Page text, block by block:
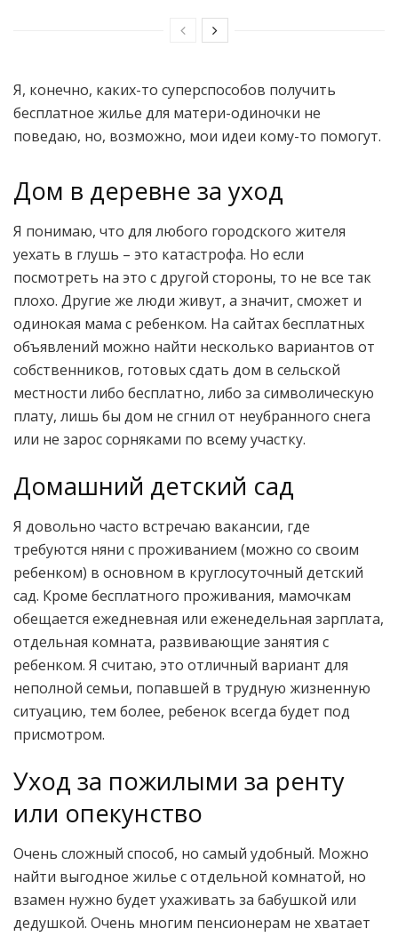
Я, конечно, каких-то суперспособов получить
бесплатное жилье для матери-одиночки не
поведаю, но, возможно, мои идеи кому-то помогут.
Дом в деревне за уход
Я понимаю, что для любого городского жителя
уехать в глушь – это катастрофа. Но если
посмотреть на это с другой стороны, то не все так
плохо. Другие же люди живут, а значит, сможет и
одинокая мама с ребенком. На сайтах бесплатных
объявлений можно найти несколько вариантов от
собственников, готовых сдать дом в сельской
местности либо бесплатно, либо за символическую
плату, лишь бы дом не сгнил от неубранного снега
или не зарос сорняками по всему участку.
Домашний детский сад
Я довольно часто встречаю вакансии, где
требуются няни с проживанием (можно со своим
ребенком) в основном в круглосуточный детский
сад. Кроме бесплатного проживания, мамочкам
обещается ежедневная или еженедельная зарплата,
отдельная комната, развивающие занятия с
ребенком. Я считаю, это отличный вариант для
неполной семьи, попавшей в трудную жизненную
ситуацию, тем более, ребенок всегда будет под
присмотром.
Уход за пожилыми за ренту
или опекунство
Очень сложный способ, но самый удобный. Можно
найти выгодное жилье с отдельной комнатой, но
взамен нужно будет ухаживать за бабушкой или
дедушкой. Очень многим пенсионерам не хватает